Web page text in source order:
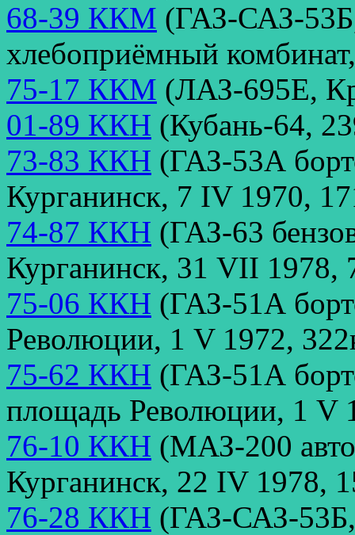
68-39 ККМ (ГАЗ-САЗ-
хлебоприёмный
75-17 ККМ (ЛАЗ-695Е,
01-89 ККН (Кубань-64,
73-83 ККН (ГАЗ-53А
Курганинск, 7 IV 1970,
74-87 ККН (ГАЗ-63
Курганинск, 31 VII 1978,
75-06 ККН (ГАЗ-51А
Революции, 1 V 1972,
75-62 ККН (ГАЗ-51А
площадь Революции, 1 V
76-10 ККН (МАЗ-200
Курганинск, 22 IV 1978,
76-28 ККН (ГАЗ-САЗ-53Б,